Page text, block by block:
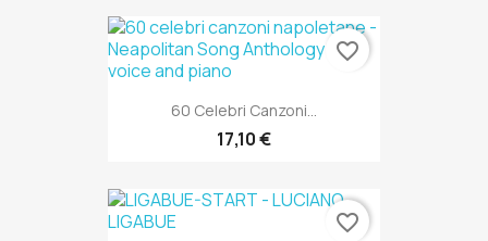
60 Celebri Canzoni...
17,10 €
favorite_border
favorite_border